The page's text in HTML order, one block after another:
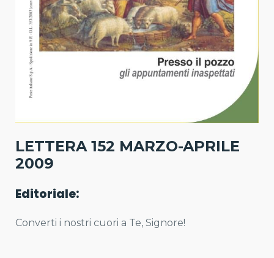
LETTERA 152 MARZO-APRILE
2009
Editoriale:
Converti i nostri cuori a Te, Signore!